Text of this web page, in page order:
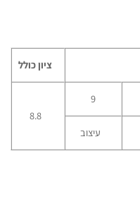
ציון כולל
9
8.8
עיצוב